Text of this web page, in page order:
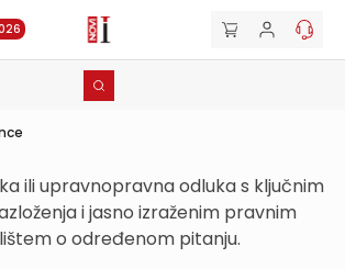
ili upravnopravna odluka s ključnim
i jasno izraženim pravnim
o određenom pitanju.